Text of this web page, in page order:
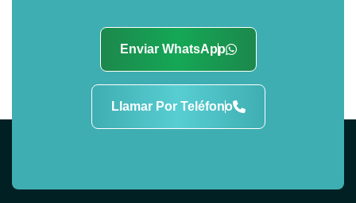
Enviar WhatsApp
Llamar Por Teléfono